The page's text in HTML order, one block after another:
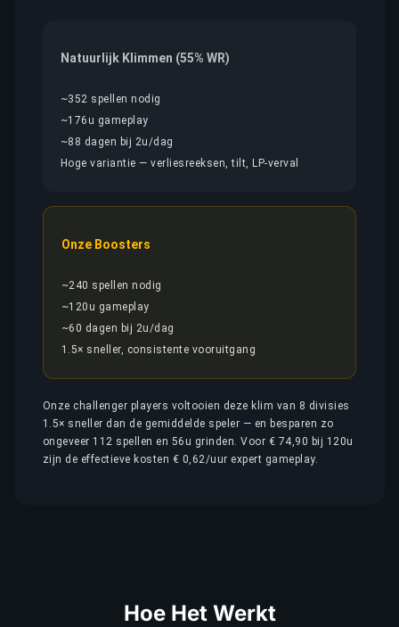
Natuurlijk Klimmen (55% WR)
~352 spellen nodig
~176u gameplay
~88 dagen bij 2u/dag
Hoge variantie — verliesreeksen, tilt, LP-verval
Onze Boosters
~240 spellen nodig
~120u gameplay
~60 dagen bij 2u/dag
1.5× sneller, consistente vooruitgang
Onze challenger players voltooien deze klim van 8 divisies
1.5× sneller dan de gemiddelde speler — en besparen zo
ongeveer 112 spellen en 56u grinden. Voor € 74,90 bij 120u
zijn de effectieve kosten € 0,62/uur expert gameplay.
Hoe Het Werkt